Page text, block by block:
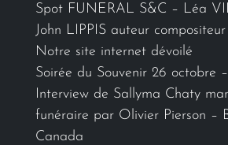
Spot FUNERAL S&C – Léa
John LIPPIS auteur compositeur
Notre site internet dévoilé
Soirée du Souvenir 26 octobre
Interview de Sallyma Chaty
funéraire par Olivier Pierson –
Canada